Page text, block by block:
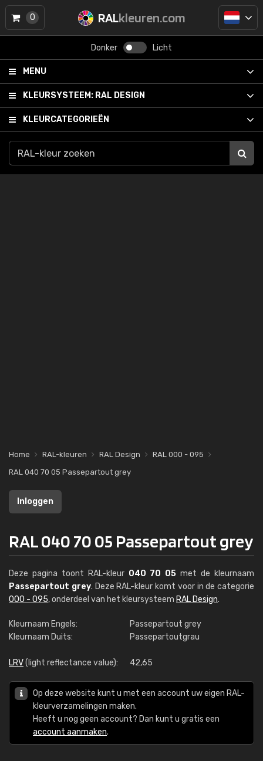
RALkleuren.com
Donker Licht
MENU
KLEURSYSTEEM: RAL DESIGN
KLEURCATEGORIEËN
0
Home RAL-kleuren RAL Design
RAL 000 - 095
RAL 040 70 05 Passepartout grey
Inloggen
RAL 040 70 05 Passepartout grey
Deze pagina toont RAL-kleur 040 70 05 met de kleurnaam
Passepartout grey. Deze RAL-kleur komt voor in de categorie
000 - 095, onderdeel van het kleursysteem RAL Design.
Kleurnaam Engels:
Passepartout grey
Kleurnaam Duits:
Passepartoutgrau
LRV(light reflectance value): 42,65
Op deze website kunt u met een account uw eigen RAL-
kleurverzamelingen maken.
Heeft u nog geen account? Dan kunt u gratis een
account aanmaken.